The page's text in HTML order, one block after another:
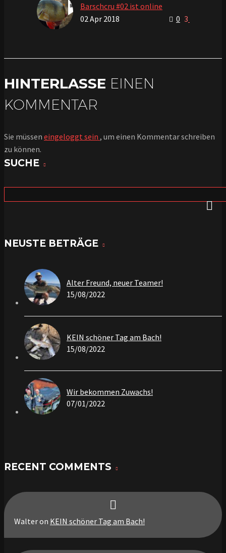
Barschcru #02 ist online
0 3
02 Apr 2018
HINTERLASSE EINEN
KOMMENTAR
Sie müssen eingeloggt sein , um einen Kommentar schreiben
zu können.
SUCHE
NEUSTE BETRÄGE
Alter Freund, neuer Teamer!
15/08/2022
KEIN schöner Tag am Bach!
15/08/2022
Wir bekommen Zuwachs!
07/01/2022
RECENT COMMENTS
Walteron KEIN schöner Tag am Bach!